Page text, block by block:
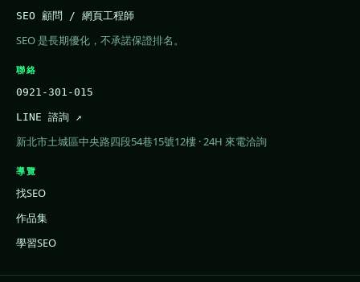
SEO 顧問 / 網頁工程師
SEO 是長期優化，不承諾保證排名。
聯絡
0921-301-015
LINE 諮詢 ↗
新北市土城區中央路四段54巷15號12樓 · 24H 來電洽詢
導覽
找SEO
作品集
學習SEO